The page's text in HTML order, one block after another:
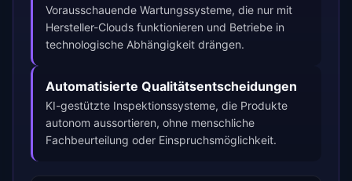
Vorausschauende Wartungssysteme, die nur mit
Hersteller-Clouds funktionieren und Betriebe in
technologische Abhängigkeit drängen.
Automatisierte Qualitätsentscheidungen
KI-gestützte Inspektionssysteme, die Produkte
autonom aussortieren, ohne menschliche
Fachbeurteilung oder Einspruchsmöglichkeit.